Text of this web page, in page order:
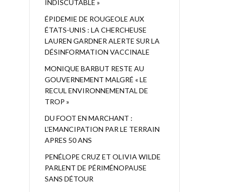
INDISCUTABLE »
ÉPIDEMIE DE ROUGEOLE AUX
ÉTATS-UNIS : LA CHERCHEUSE
LAUREN GARDNER ALERTE SUR LA
DÉSINFORMATION VACCINALE
MONIQUE BARBUT RESTE AU
GOUVERNEMENT MALGRÉ « LE
RECUL ENVIRONNEMENTAL DE
TROP »
DU FOOT EN MARCHANT :
L’EMANCIPATION PAR LE TERRAIN
APRES 50 ANS
PENÉLOPE CRUZ ET OLIVIA WILDE
PARLENT DE PÉRIMÉNOPAUSE
SANS DÉTOUR